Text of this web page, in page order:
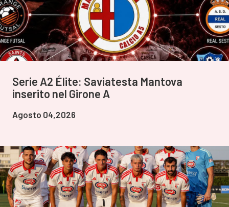
Serie A2 Élite: Saviatesta Mantova
inserito nel Girone A
Agosto 04,2026